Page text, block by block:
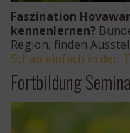
Faszination
kennenlernen?
Region, finden
Schau einfach in den
Fortbildung